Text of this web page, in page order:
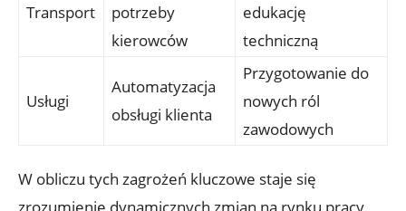
Transport
⁤potrzeby
kierowców
edukację
‍techniczną
Usługi
Automatyzacja‍
obsługi‌ klienta
Przygotowanie do
nowych ról
zawodowych
W⁣ obliczu​ tych zagrożeń kluczowe staje się
⁢zrozumienie dynamicznych zmian na rynku‍ pracy